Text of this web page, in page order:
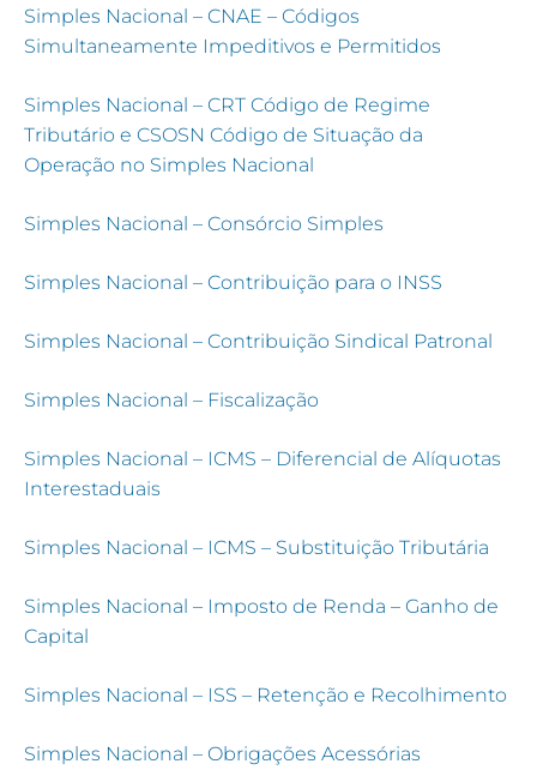
Simples Nacional – CNAE – Códigos
Simultaneamente Impeditivos e Permitidos
Simples Nacional – CRT Código de Regime
Tributário e CSOSN Código de Situação da
Operação no Simples Nacional
Simples Nacional – Consórcio Simples
Simples Nacional – Contribuição para o INSS
Simples Nacional – Contribuição Sindical Patronal
Simples Nacional – Fiscalização
Simples Nacional – ICMS – Diferencial de Alíquotas
Interestaduais
Simples Nacional – ICMS – Substituição Tributária
Simples Nacional – Imposto de Renda – Ganho de
Capital
Simples Nacional – ISS – Retenção e Recolhimento
Simples Nacional – Obrigações Acessórias